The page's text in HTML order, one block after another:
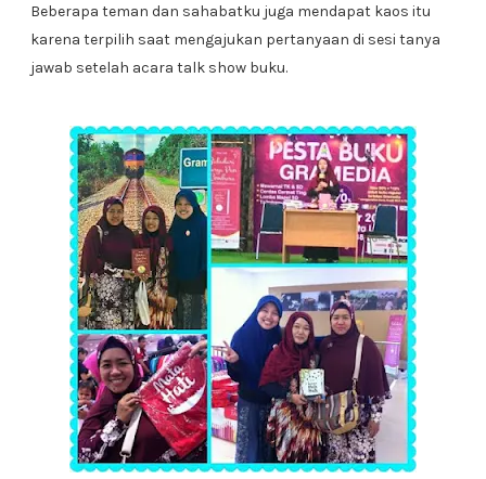
Beberapa teman dan sahabatku juga mendapat kaos itu
karena terpilih saat mengajukan pertanyaan di sesi tanya
jawab setelah acara talk show buku.